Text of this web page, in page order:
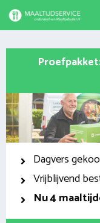
Spring
naar
Dagvers
Vrijblijvend
Nu4